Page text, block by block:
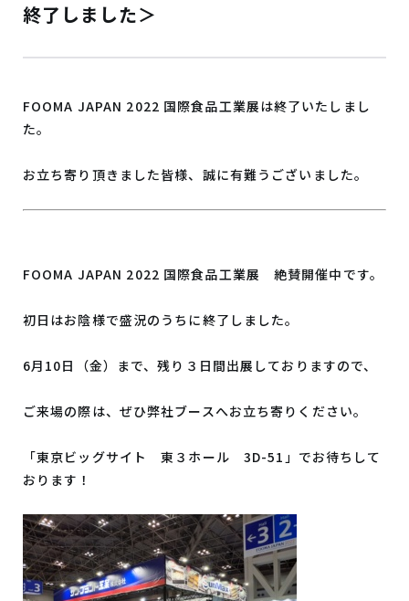
終了しました＞
FOOMA JAPAN 2022 国際食品工業展は終了いたしまし
た。
お立ち寄り頂きました皆様、誠に有難うございました。
FOOMA JAPAN 2022 国際食品工業展 絶賛開催中です。
初日はお陰様で盛況のうちに終了しました。
6月10日（金）まで、残り３日間出展しておりますので、
ご来場の際は、ぜひ弊社ブースへお立ち寄りください。
「東京ビッグサイト 東３ホール 3D-51」でお待ちして
おります！